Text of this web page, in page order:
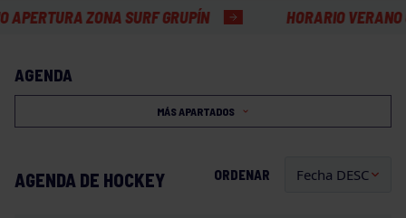
ZONA SURF GRUPÍN HORARIO VERANO
AGENDA
MÁS APARTADOS
AGENDA DE HOCKEY ORDENAR